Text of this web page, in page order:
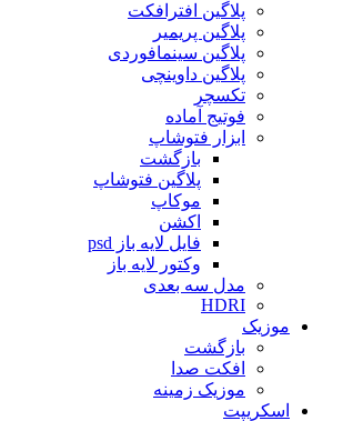
پلاگین افترافکت
پلاگین پریمیر
پلاگین سینمافوردی
پلاگین داوینچی
تکسچر
فوتیج آماده
ابزار فتوشاپ
بازگشت
پلاگین فتوشاپ
موکاپ
اکشن
فایل لایه باز psd
وکتور لایه باز
مدل سه بعدی
HDRI
موزیک
بازگشت
افکت صدا
موزیک زمینه
اسکریپت